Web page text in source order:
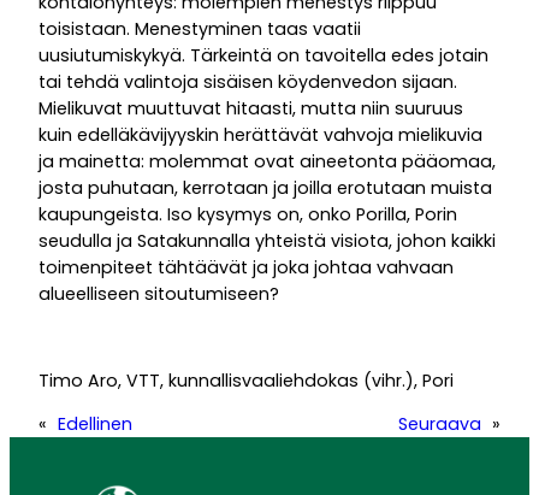
toisistaan. Menestyminen taas vaatii
uusiutumiskykyä. Tärkeintä on tavoitella edes jotain
tai tehdä valintoja sisäisen köydenvedon sijaan.
Mielikuvat muuttuvat hitaasti, mutta niin suuruus
kuin edelläkävijyyskin herättävät vahvoja mielikuvia
ja mainetta: molemmat ovat aineetonta pääomaa,
josta puhutaan, kerrotaan ja joilla erotutaan muista
kaupungeista. Iso kysymys on, onko Porilla, Porin
seudulla ja Satakunnalla yhteistä visiota, johon kaikki
toimenpiteet tähtäävät ja joka johtaa vahvaan
alueelliseen sitoutumiseen?
Timo Aro, VTT, kunnallisvaaliehdokas (vihr.), Pori
« Edellinen Seuraava »